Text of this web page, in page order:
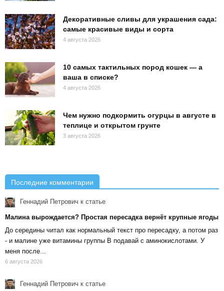
Декоративные сливы для украшения сада:
самые красивые виды и сорта
4 августа 2026
10 самых тактильных пород кошек — а
ваша в списке?
4 августа 2026
Чем нужно подкормить огурцы в августе в
теплице и открытом грунте
3 августа 2026
Последние комментарии
Геннадий Петрович к статье
Малина вырождается? Простая пересадка вернёт крупные ягоды
До середины читал как нормальный текст про пересадку, а потом раз
- и малине уже витамины группы В подавай с аминокислотами. У
меня после...
6 августа 2026
Геннадий Петрович к статье